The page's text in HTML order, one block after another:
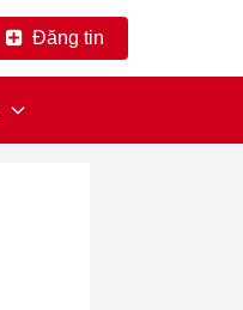
Đăng tin